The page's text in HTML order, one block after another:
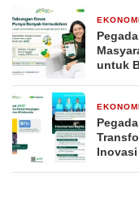
untuk